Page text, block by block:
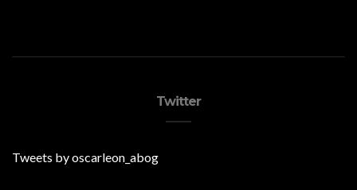
Twitter
Tweets by oscarleon_abog